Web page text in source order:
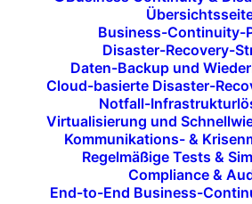
Business-Continuity-
Disaster-Recovery-
Daten-Backup und
Cloud-basierte Disaster-
Notfall-
Virtualisierung und
Kommunikations- &
Regelmäßige Tests &
Compliance &
End-to-End Business-
es braucht, um spontane
Brainstorming-Sessions effizient
gestalten. Die Ausstattung ist
ausgelegt und ermöglicht eine
schnelle Integration der Geräte
sodass Ihre Teams mit minimalem
können. Unsere umfassenden
Folgendes: